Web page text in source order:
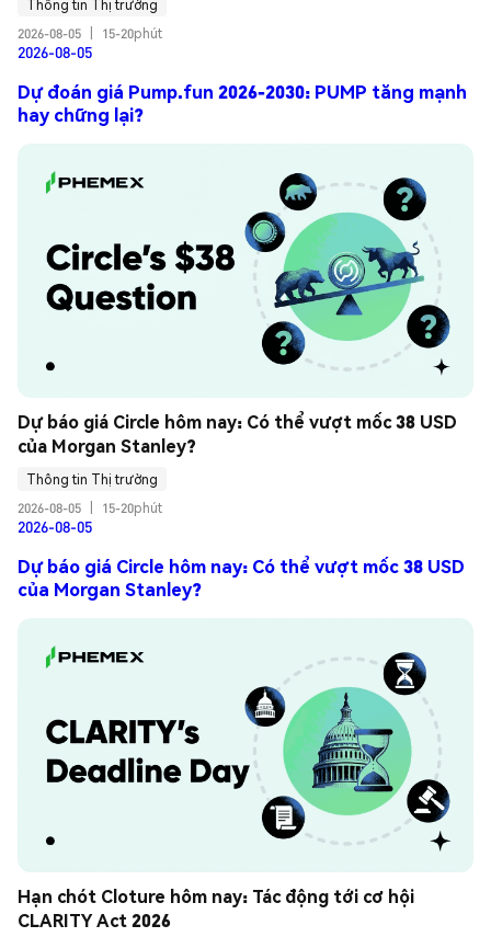
Thông tin Thị trường
2026-08-05
15-20phút
2026-08-05
Dự đoán giá Pump.fun 2026-2030: PUMP tăng mạnh
hay chững lại?
Dự báo giá Circle hôm nay: Có thể vượt mốc 38 USD
của Morgan Stanley?
Thông tin Thị trường
2026-08-05
15-20phút
2026-08-05
Dự báo giá Circle hôm nay: Có thể vượt mốc 38 USD
của Morgan Stanley?
Hạn chót Cloture hôm nay: Tác động tới cơ hội
CLARITY Act 2026